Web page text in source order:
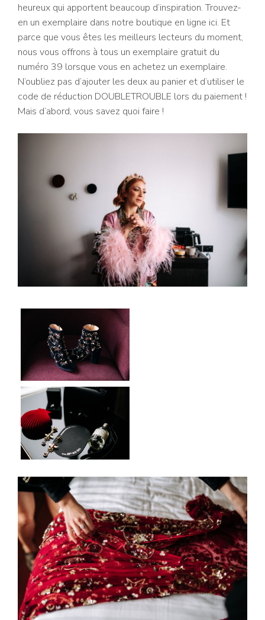
heureux qui apportent beaucoup d’inspiration. Trouvez-
en un exemplaire dans notre boutique en ligne ici. Et
parce que vous êtes les meilleurs lecteurs du moment,
nous vous offrons à tous un exemplaire gratuit du
numéro 39 lorsque vous en achetez un exemplaire.
N’oubliez pas d’ajouter les deux au panier et d’utiliser le
code de réduction DOUBLETROUBLE lors du paiement !
Mais d’abord, vous savez quoi faire !